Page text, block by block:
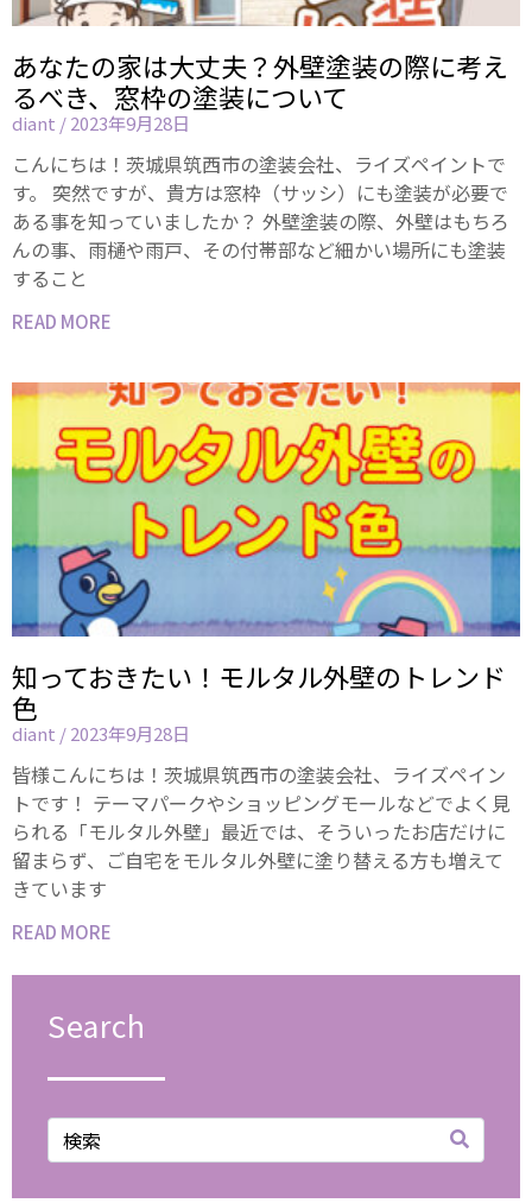
あなたの家は大丈夫？外壁塗装の際に考え
るべき、窓枠の塗装について
diant 2023年9月28日
こんにちは！茨城県筑西市の塗装会社、ライズペイントで
す。 突然ですが、貴方は窓枠（サッシ）にも塗装が必要で
ある事を知っていましたか？ 外壁塗装の際、外壁はもちろ
んの事、雨樋や雨戸、その付帯部など細かい場所にも塗装
すること
READ MORE
知っておきたい！モルタル外壁のトレンド
色
diant 2023年9月28日
皆様こんにちは！茨城県筑西市の塗装会社、ライズペイン
トです！ テーマパークやショッピングモールなどでよく見
られる「モルタル外壁」最近では、そういったお店だけに
留まらず、ご自宅をモルタル外壁に塗り替える方も増えて
きています
READ MORE
Search